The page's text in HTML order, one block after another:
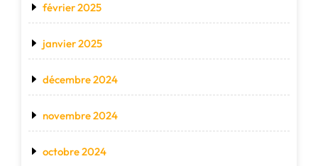
février 2025
janvier 2025
décembre 2024
novembre 2024
octobre 2024